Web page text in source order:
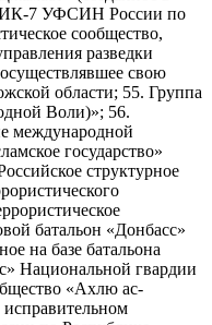
ИК-7 УФСИН России по
сообщество,
разведки
свою
области; 55. Группа
Воли)»; 56.
международной
государство»
структурное
батальон «Донбасс»
на базе батальона
Национальной гвардии
«Ахлю ас-